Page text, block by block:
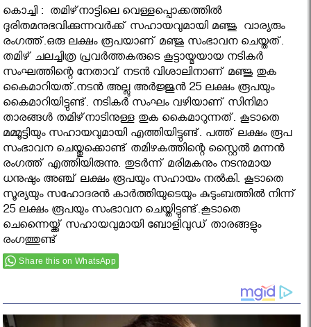
കൊച്ചി : തമിഴ്‌നാട്ടിലെ വെള്ളപ്പൊക്കത്തില്‍
ദുരിതമനുഭവിക്കുന്നവര്‍ക്ക് സഹായവുമായി മഞ്ജു വാര്യരും
രംഗത്ത്.ഒരു ലക്ഷം രൂപയാണ് മഞ്ജു സംഭാവന ചെയ്തത്.
തമിഴ് ചലച്ചിത്ര പ്രവര്‍ത്തകരുടെ കൂട്ടായ്മയായ നടികര്‍
സംഘത്തിന്റെ നേതാവ് നടന്‍ വിശാലിനാണ് മഞ്ജു തുക
കൈമാറിയത്.നടന്‍ അല്ലു അര്‍ജ്ജുന്‍ 25 ലക്ഷം രൂപയും
കൈമാറിയിട്ടുണ്ട്. നടികര്‍ സംഘം വഴിയാണ് സിനിമാ
താരങ്ങള്‍ തമിഴ്‌നാടിനുള്ള തുക കൈമാറുന്നത്. കൂടാതെ
മമ്മൂട്ടിയും സഹായവുമായി എത്തിയിട്ടുണ്ട്. പത്ത് ലക്ഷം രൂപ
സംഭാവന ചെയ്തുക്കൊണ്ട് തമിഴകത്തിന്റെ സ്റ്റൈല്‍ മന്നന്‍
രംഗത്ത് എത്തിയിരുന്നു. തുടര്‍ന്ന് മരിമകനും നടനുമായ
ധനുഷും അഞ്ച് ലക്ഷം രൂപയും സഹായം നല്‍കി. കൂടാതെ
സൂര്യയും സഹോദരന്‍ കാര്‍ത്തിയുടെയും കുടുംബത്തില്‍ നിന്ന്
25 ലക്ഷം രൂപയും സംഭാവന ചെയ്തിട്ടുണ്ട്.കൂടാതെ
ചെന്നൈയ്ക്ക് സഹായവുമായി ബോളിവുഡ് താരങ്ങളും
രംഗത്തുണ്ട്
Share this on WhatsApp